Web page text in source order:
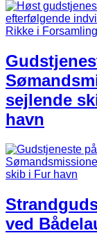
sejlende
havn
ved